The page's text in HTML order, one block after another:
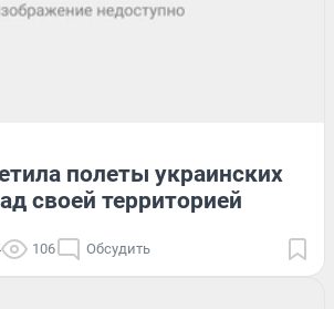
полеты украинских
своей территорией
106 Обсудить